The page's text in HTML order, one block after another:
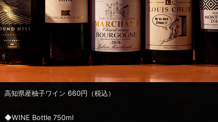
高知県産柚子ワイン 660円（税込）
◆WINE Bottle 750ml